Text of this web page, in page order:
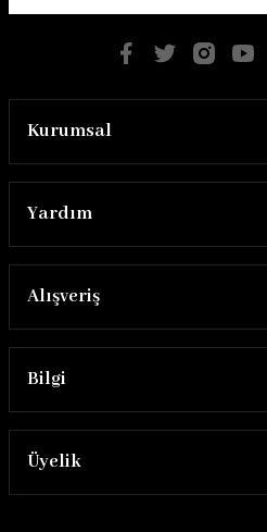
Kurumsal
Yardım
Alışveriş
Bilgi
Üyelik